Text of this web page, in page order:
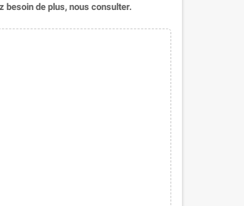
besoin de plus, nous consulter.